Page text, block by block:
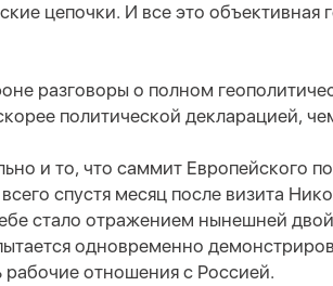
цепочки. И все это объективная
разговоры о полном
политической декларацией,
и то, что саммит Европейского
спустя месяц после визита
стало отражением нынешней
одновременно
рабочие отношения с Россией.